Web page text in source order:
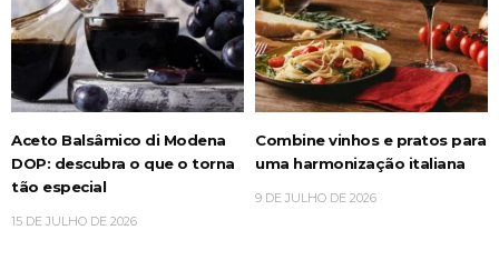
Aceto Balsâmico di Modena
DOP: descubra o que o torna
tão especial
15 DE JULHO DE 2026
Combine vinhos e pratos para
uma harmonização italiana
9 DE JULHO DE 2026